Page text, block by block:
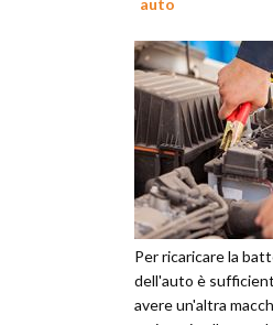
auto
Per ricaricare la
dell'auto è
avere un'altra